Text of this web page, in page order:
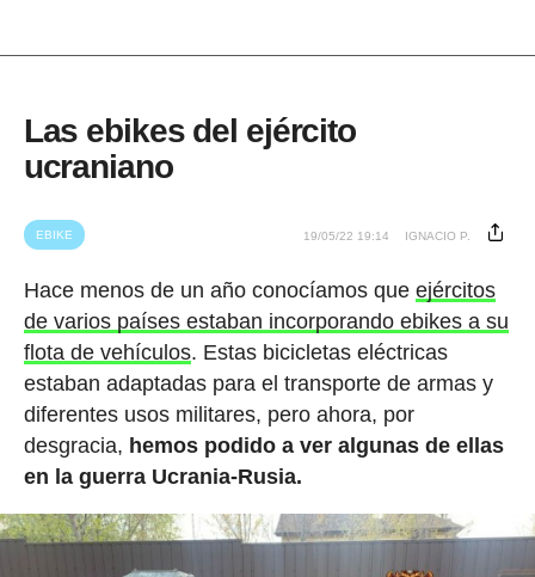
Las ebikes del ejército
ucraniano
EBIKE 19/05/22 19:14 IGNACIO P.
Hace menos de un año conocíamos que ejércitos
de varios países estaban incorporando ebikes a su
flota de vehículos. Estas bicicletas eléctricas
estaban adaptadas para el transporte de armas y
diferentes usos militares, pero ahora, por
desgracia, hemos podido a ver algunas de ellas
en la guerra Ucrania-Rusia.